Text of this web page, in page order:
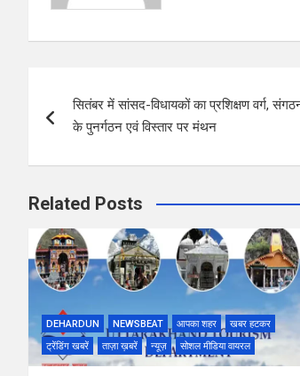
navigation
सितंबर में सांसद-विधायकों का प्रशिक्षण वर्ग,
के पुनर्गठन एवं विस्तार पर मंथन
Related Posts
DEHARDUN NEWSBEAT आपका शहर
खबर हटकर
ट्रेंडिंग खबरें
ताज़ा ख़बरें न्यूज़ सोशल मीडिया वायरल